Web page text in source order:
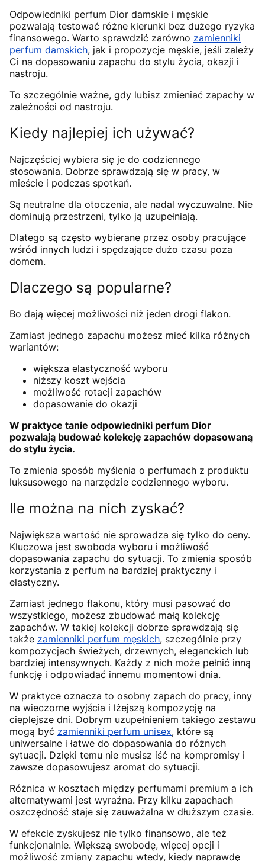
Odpowiedniki perfum Dior damskie i męskie
pozwalają testować różne kierunki bez dużego ryzyka
finansowego. Warto sprawdzić zarówno zamienniki
perfum damskich, jak i propozycje męskie, jeśli zależy
Ci na dopasowaniu zapachu do stylu życia, okazji i
nastroju.
To szczególnie ważne, gdy lubisz zmieniać zapachy w
zależności od nastroju.
Kiedy najlepiej ich używać?
Najczęściej wybiera się je do codziennego
stosowania. Dobrze sprawdzają się w pracy, w
mieście i podczas spotkań.
Są neutralne dla otoczenia, ale nadal wyczuwalne. Nie
dominują przestrzeni, tylko ją uzupełniają.
Dlatego są często wybierane przez osoby pracujące
wśród innych ludzi i spędzające dużo czasu poza
domem.
Dlaczego są popularne?
Bo dają więcej możliwości niż jeden drogi flakon.
Zamiast jednego zapachu możesz mieć kilka różnych
wariantów:
większa elastyczność wyboru
niższy koszt wejścia
możliwość rotacji zapachów
dopasowanie do okazji
W praktyce tanie odpowiedniki perfum Dior
pozwalają budować kolekcję zapachów dopasowaną
do stylu życia.
To zmienia sposób myślenia o perfumach z produktu
luksusowego na narzędzie codziennego wyboru.
Ile można na nich zyskać?
Największa wartość nie sprowadza się tylko do ceny.
Kluczowa jest swoboda wyboru i możliwość
dopasowania zapachu do sytuacji. To zmienia sposób
korzystania z perfum na bardziej praktyczny i
elastyczny.
Zamiast jednego flakonu, który musi pasować do
wszystkiego, możesz zbudować małą kolekcję
zapachów. W takiej kolekcji dobrze sprawdzają się
także zamienniki perfum męskich, szczególnie przy
kompozycjach świeżych, drzewnych, eleganckich lub
bardziej intensywnych. Każdy z nich może pełnić inną
funkcję i odpowiadać innemu momentowi dnia.
W praktyce oznacza to osobny zapach do pracy, inny
na wieczorne wyjścia i lżejszą kompozycję na
cieplejsze dni. Dobrym uzupełnieniem takiego zestawu
mogą być zamienniki perfum unisex, które są
uniwersalne i łatwe do dopasowania do różnych
sytuacji. Dzięki temu nie musisz iść na kompromisy i
zawsze dopasowujesz aromat do sytuacji.
Różnica w kosztach między perfumami premium a ich
alternatywami jest wyraźna. Przy kilku zapachach
oszczędność staje się zauważalna w dłuższym czasie.
W efekcie zyskujesz nie tylko finansowo, ale też
funkcjonalnie. Większą swobodę, więcej opcji i
możliwość zmiany zapachu wtedy, kiedy naprawdę